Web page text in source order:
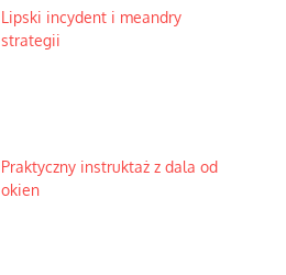
Lipski incydent i meandry
strategii
Praktyczny instruktaż z dala od
okien